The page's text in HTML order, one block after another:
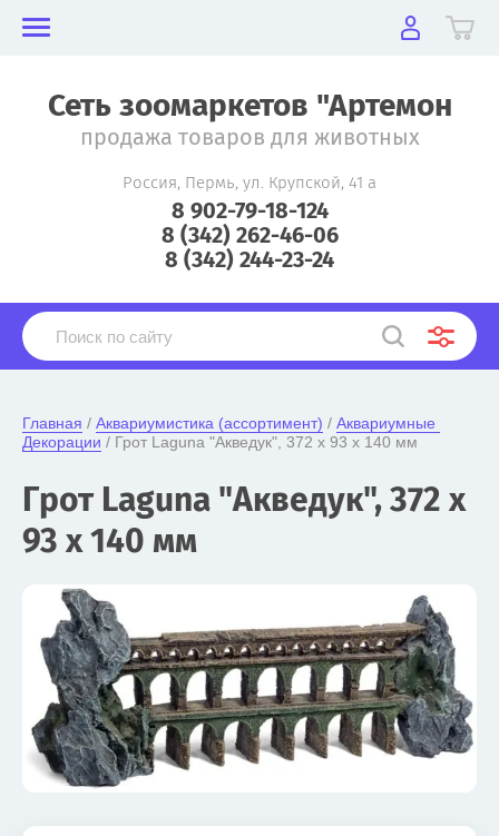
Сеть зоомаркетов "Артемон
продажа товаров для животных
Россия, Пермь, ул. Крупской, 41 а
8 902-79-18-124
8 (342) 262-46-06
8 (342) 244-23-24
Главная / Аквариумистика (ассортимент) / Аквариумные
Декорации / Грот Laguna "Акведук", 372 х 93 х 140 мм
Грот Laguna "Акведук", 372 х
93 х 140 мм